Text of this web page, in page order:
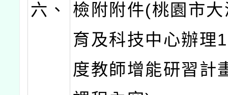
六、
檢附附件(桃園市
育及科技中心辦理
度教師增能研習計